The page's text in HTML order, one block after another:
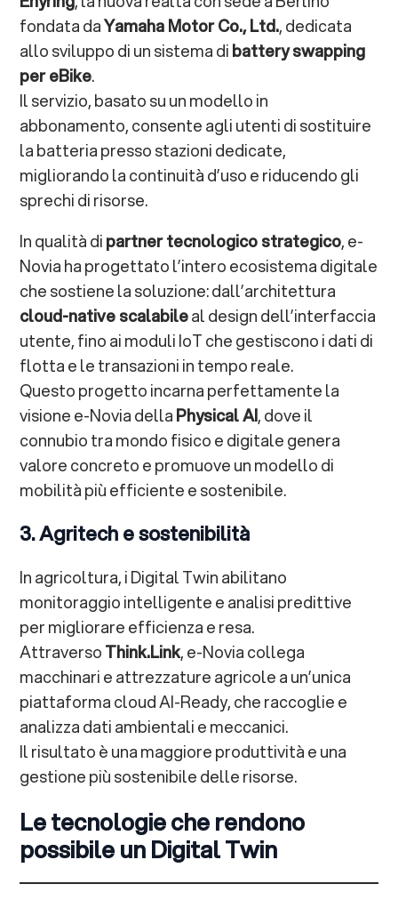
fondata daYamaha Motor Co., Ltd., dedicata
allo sviluppo di un sistema dibattery swapping
per eBike.
Il servizio, basato su un modello in
abbonamento, consente agli utenti di sostituire
la batteria presso stazioni dedicate,
migliorando la continuità d’uso e riducendo gli
sprechi di risorse.
In qualità dipartner tecnologico strategico, e-
Novia ha progettato l’intero ecosistema digitale
che sostiene la soluzione: dall’architettura
cloud-native scalabileal design dell’interfaccia
utente, fino ai moduli IoT che gestiscono i dati di
flotta e le transazioni in tempo reale.
Questo progetto incarna perfettamente la
visione e-Novia dellaPhysical AI, dove il
connubio tra mondo fisico e digitale genera
valore concreto e promuove un modello di
mobilità più efficiente e sostenibile.
3. Agritech e sostenibilità
In agricoltura, i Digital Twin abilitano
monitoraggio intelligente e analisi predittive
per migliorare efficienza e resa.
AttraversoThink.Link, e-Novia collega
macchinari e attrezzature agricole a un’unica
piattaforma cloud AI-Ready, che raccoglie e
analizza dati ambientali e meccanici.
Il risultato è una maggiore produttività e una
gestione più sostenibile delle risorse.
Le tecnologie che rendono
possibile un Digital Twin